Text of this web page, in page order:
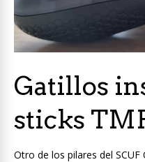
Gatillos
sticks
Otro de los pilares del